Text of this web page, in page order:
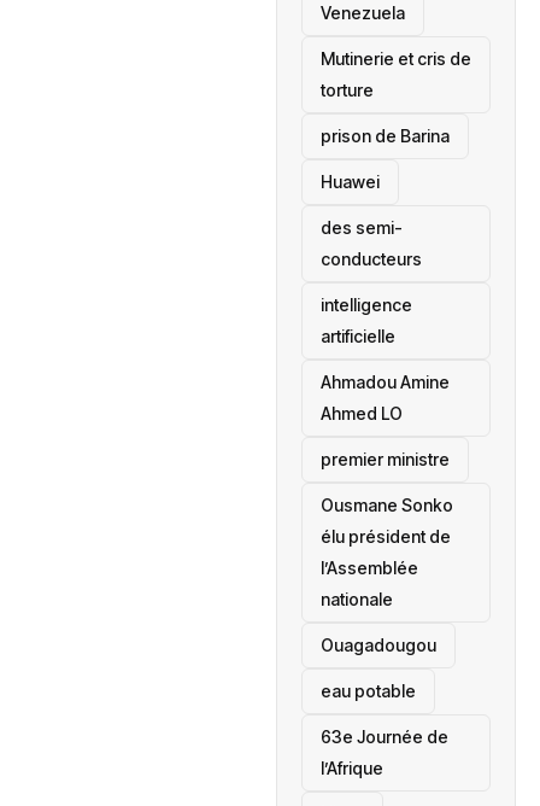
‎Venezuela
Mutinerie et cris de
torture
prison de Barina
Huawei
des semi-
conducteurs
intelligence
artificielle
Ahmadou Amine
Ahmed LO
premier ministre
Ousmane Sonko
élu président de
l’Assemblée
nationale
‎Ouagadougou
eau potable
63e Journée de
l’Afrique